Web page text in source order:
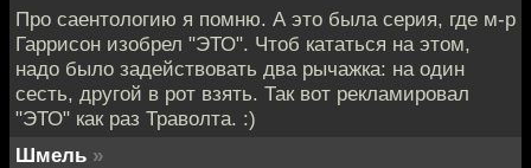
Про саентологию я помню. А это была серия, где м-р
Гаррисон изобрел "ЭТО". Чтоб кататься на этом,
надо было задействовать два рычажка: на один
сесть, другой в рот взять. Так вот рекламировал
"ЭТО" как раз Траволта. :)
Шмель »